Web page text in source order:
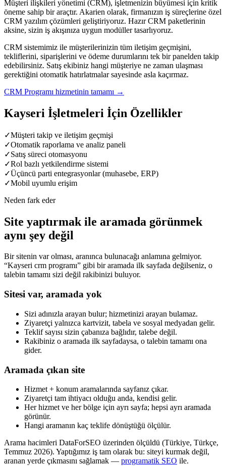
Müşteri ilişkileri yönetimi (CRM), işletmenizin büyümesi için kritik
öneme sahip bir araçtır. Akarien olarak, firmanızın iş süreçlerine özel
CRM yazılım çözümleri geliştiriyoruz. Hazır CRM paketlerinin
aksine, sizin iş akışınıza uygun modüller tasarlıyoruz.
CRM sistemimiz ile müşterilerinizin tüm iletişim geçmişini,
tekliflerini, siparişlerini ve ödeme durumlarını tek bir panelden takip
edebilirsiniz. Satış ekibiniz hangi müşteriye ne zaman ulaşması
gerektiğini otomatik hatırlatmalar sayesinde asla kaçırmaz.
CRM Programı hizmetinin tamamı →
Kayseri İşletmeleri İçin Özellikler
✓Müşteri takip ve iletişim geçmişi
✓Otomatik raporlama ve analiz paneli
✓Satış süreci otomasyonu
✓Rol bazlı yetkilendirme sistemi
✓Üçüncü parti entegrasyonlar (muhasebe, ERP)
✓Mobil uyumlu erişim
Neden fark eder
Site yaptırmak ile aramada görünmek
aynı şey değil
Bir sitenin var olması, aranınca bulunacağı anlamına gelmiyor.
“Kayseri crm programı” gibi bir aramada ilk sayfada değilseniz, o
talebin tamamı sizi değil rakibinizi buluyor.
Sitesi var, aramada yok
Sizi adınızla arayan bulur; hizmetinizi arayan bulamaz.
Ziyaretçi yalnızca kartvizit, tabela ve sosyal medyadan gelir.
Teklif sayısı sizin çabanıza bağlıdır, talebe değil.
Rakibiniz o aramada ilk sayfadaysa, o talebin tamamı ona
gider.
Aramada çıkan site
Hizmet + konum aramalarında sayfanız çıkar.
Ziyaretçi tam ihtiyacı olduğu anda, kendisi gelir.
Her hizmet ve her bölge için ayrı sayfa; hepsi ayrı aramada
görünür.
Hangi aramanın kaç teklife dönüştüğü ölçülür.
Arama hacimleri DataForSEO üzerinden ölçüldü (Türkiye, Türkçe,
Temmuz 2026). Yaptığımız iş tam olarak bu: siteyi kurmak değil,
aranan yerde çıkmasını sağlamak — programatik SEO ile.